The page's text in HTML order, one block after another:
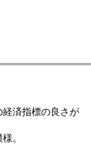
済指標の良さが
。